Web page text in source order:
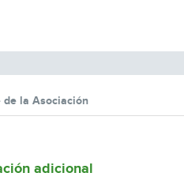
de la Asociación
adicional